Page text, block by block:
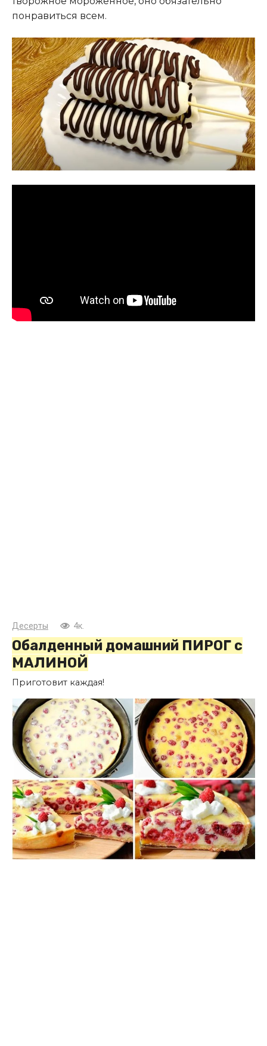
понравиться всем.
Десерты 4к.
Обалденный домашний ПИРОГ с
МАЛИНОЙ
Приготовит каждая!